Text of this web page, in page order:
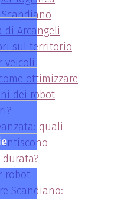
di Arcangeli
sul territorio
veicoli
ottimizzare
dei robot
quali
durata?
robot
Scandiano: